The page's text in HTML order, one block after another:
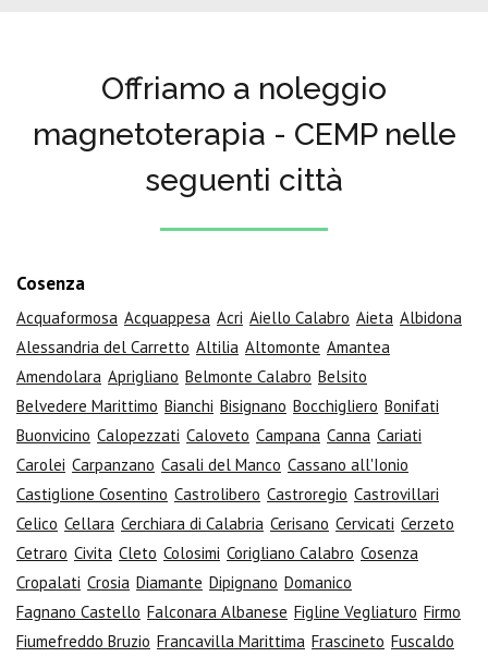
Offriamo a noleggio
magnetoterapia - CEMP nelle
seguenti città
Cosenza
Acquaformosa Acquappesa Acri Aiello Calabro Aieta Albidona
Alessandria del Carretto Altilia Altomonte Amantea
Amendolara Aprigliano Belmonte Calabro Belsito
Belvedere Marittimo Bianchi Bisignano Bocchigliero Bonifati
Buonvicino Calopezzati Caloveto Campana Canna Cariati
Carolei Carpanzano Casali del Manco Cassano all'Ionio
Castiglione Cosentino Castrolibero Castroregio Castrovillari
Celico Cellara Cerchiara di Calabria Cerisano Cervicati Cerzeto
Cetraro Civita Cleto Colosimi Corigliano Calabro Cosenza
Cropalati Crosia Diamante Dipignano Domanico
Fagnano Castello Falconara Albanese Figline Vegliaturo Firmo
Fiumefreddo Bruzio Francavilla Marittima Frascineto Fuscaldo